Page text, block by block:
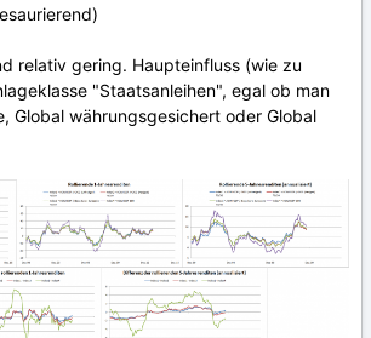
relativ gering. Haupteinfluss (wie zu
"Staatsanleihen", egal ob man
Global währungsgesichert oder Global